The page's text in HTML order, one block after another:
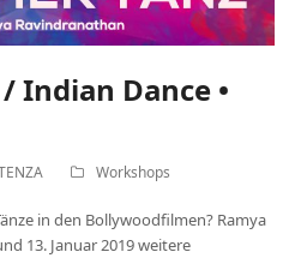
Indian Dance •
Workshops
in den Bollywoodfilmen? Ramya
13. Januar 2019 weitere